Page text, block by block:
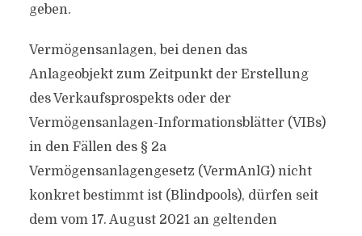
geben.
Vermögensanlagen, bei denen das
Anlageobjekt zum Zeitpunkt der Erstellung
des Verkaufsprospekts oder der
Vermögensanlagen-Informationsblätter (VIBs)
in den Fällen des § 2a
Vermögensanlagengesetz (VermAnlG) nicht
konkret bestimmt ist (Blindpools), dürfen seit
dem vom 17. August 2021 an geltenden